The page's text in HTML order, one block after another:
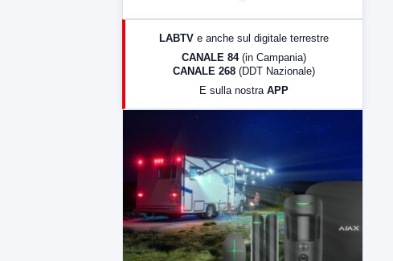
LabNews (Diretta)
LABTV e anche sul digitale terrestre
CANALE 84 (in Campania)
CANALE 268 (DDT Nazionale)
E sulla nostra APP